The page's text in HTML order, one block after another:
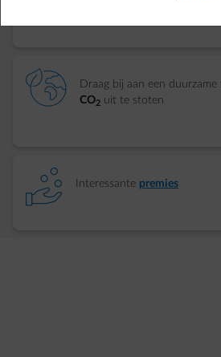
element-eco-planet Draag bij aan een
CO2 uit te stoten
element-profit Interessante premies